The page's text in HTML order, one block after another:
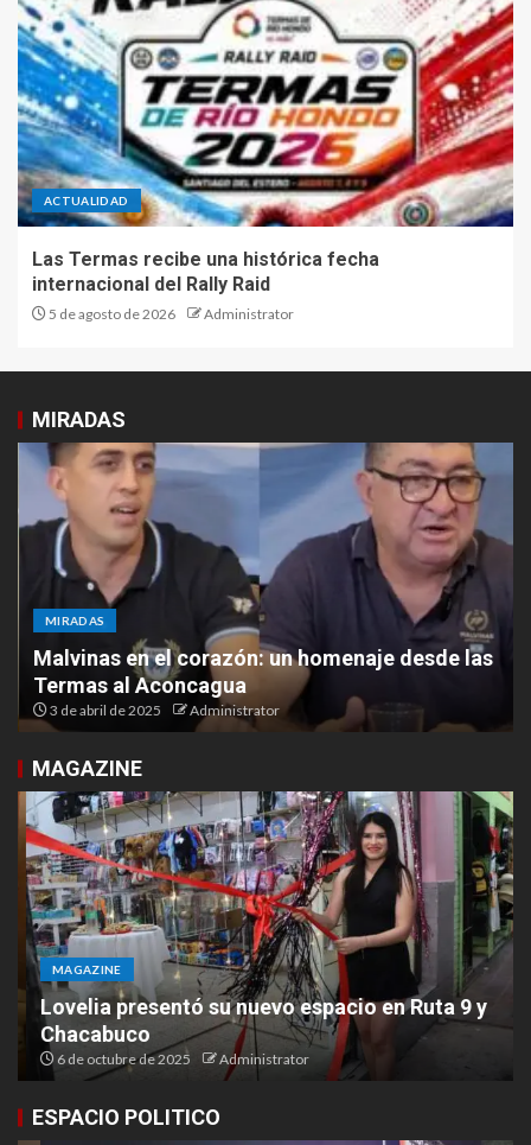
ACTUALIDAD
Las Termas recibe una histórica fecha
internacional del Rally Raid
5 de agosto de 2026 Administrator
MIRADAS
MIRADAS
Malvinas en el corazón: un homenaje desde las
Termas al Aconcagua
3 de abril de 2025 Administrator
MAGAZINE
MAGAZINE
Lovelia presentó su nuevo espacio en Ruta 9 y
Chacabuco
6 de octubre de 2025 Administrator
ESPACIO POLITICO